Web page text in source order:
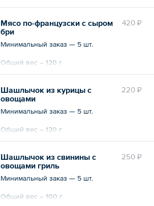
420 ₽
Мясо по-французски с сыром
бри
Минимальный заказ — 5 шт.
Общий вес – 120 г
220 ₽
Шашлычок из курицы с
овощами
Минимальный заказ — 5 шт.
Общий вес – 120 г
250 ₽
Шашлычок из свинины с
овощами гриль
Минимальный заказ — 5 шт.
Общий вес – 100 г